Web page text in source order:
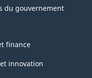
du gouvernement
finance
innovation